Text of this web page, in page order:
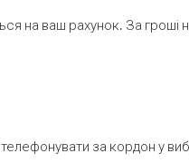
на ваш рахунок. За гроші
за кордон у